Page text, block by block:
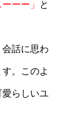
ーーー」 と
話に思わ
。このよ
愛らしいユ